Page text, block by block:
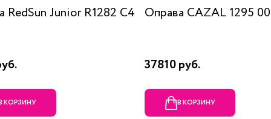
RedSun Junior R1282 C4
КОРЗИНУ
Оправа CAZAL 1295
37810 руб.
В КОРЗИНУ